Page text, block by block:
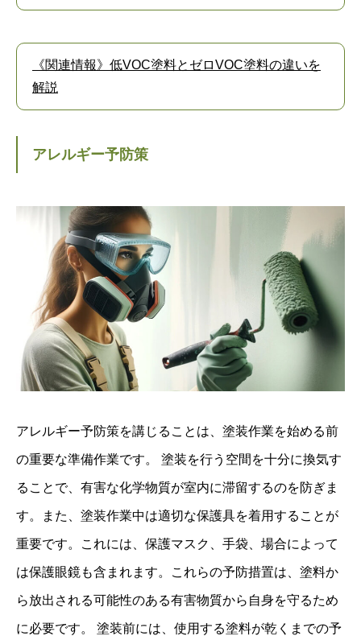
《関連情報》低VOC塗料とゼロVOC塗料の違いを
解説
アレルギー予防策
アレルギー予防策を講じることは、塗装作業を始める前
の重要な準備作業です。 塗装を行う空間を十分に換気す
ることで、有害な化学物質が室内に滞留するのを防ぎま
す。また、塗装作業中は適切な保護具を着用することが
重要です。これには、保護マスク、手袋、場合によって
は保護眼鏡も含まれます。これらの予防措置は、塗料か
ら放出される可能性のある有害物質から自身を守るため
に必要です。 塗装前には、使用する塗料が乾くまでの予